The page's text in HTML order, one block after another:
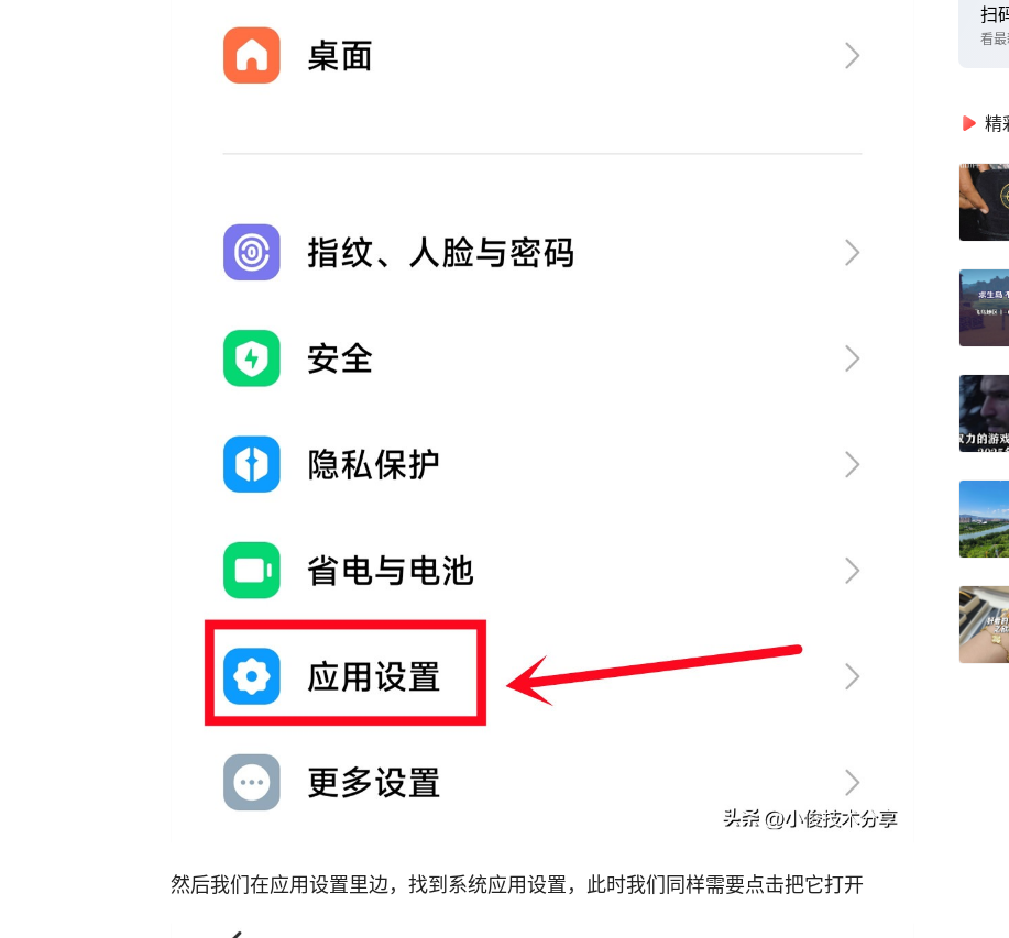
然后我们在应用设置里边，找到系统应用设置，此时我们同样需要点击把它打开
扫
看
精